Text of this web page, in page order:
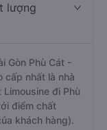
lượng
Gòn Phù Cát -
cấp nhất là nhà
Limousine đi Phù
điểm chất
khách hàng).